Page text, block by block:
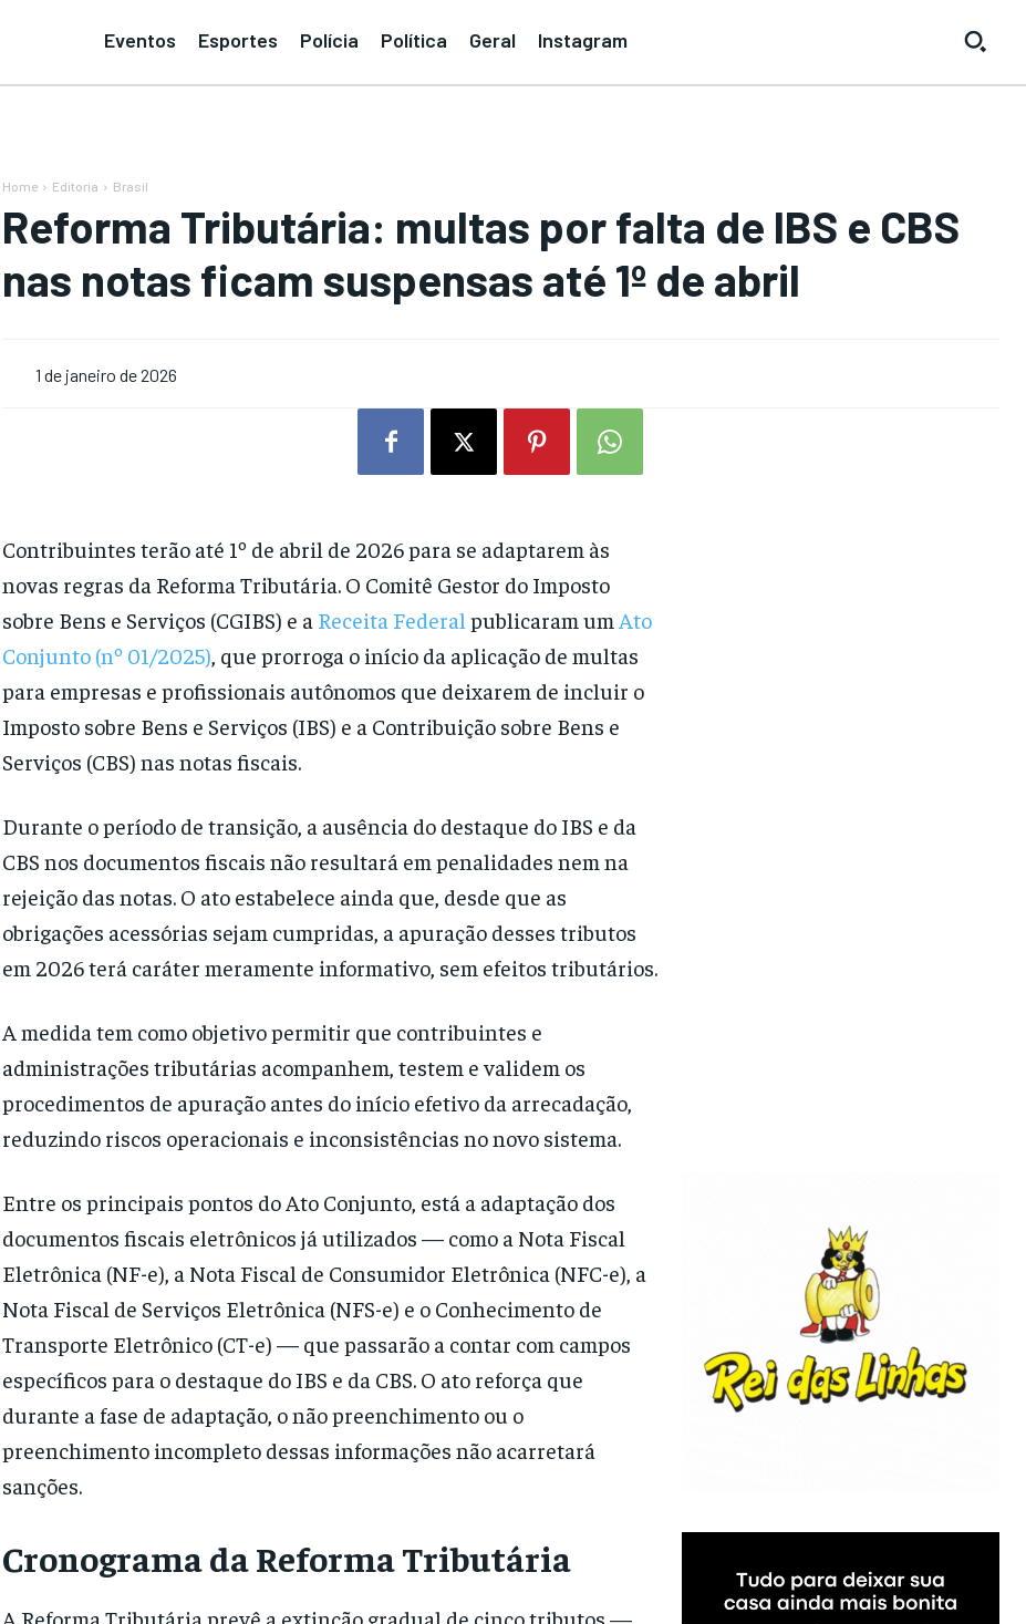
Eventos Esportes Polícia Política Geral Instagram
Home Editoria Brasil
Reforma Tributária: multas por falta de IBS e CBS
nas notas ficam suspensas até 1º de abril
1 de janeiro de 2026
Contribuintes terão até 1º de abril de 2026 para se adaptarem às
novas regras da Reforma Tributária. O Comitê Gestor do Imposto
sobre Bens e Serviços (CGIBS) e a Receita Federal publicaram um Ato
Conjunto (nº 01/2025), que prorroga o início da aplicação de multas
para empresas e profissionais autônomos que deixarem de incluir o
Imposto sobre Bens e Serviços (IBS) e a Contribuição sobre Bens e
Serviços (CBS) nas notas fiscais.
Durante o período de transição, a ausência do destaque do IBS e da
CBS nos documentos fiscais não resultará em penalidades nem na
rejeição das notas. O ato estabelece ainda que, desde que as
obrigações acessórias sejam cumpridas, a apuração desses tributos
em 2026 terá caráter meramente informativo, sem efeitos tributários.
A medida tem como objetivo permitir que contribuintes e
administrações tributárias acompanhem, testem e validem os
procedimentos de apuração antes do início efetivo da arrecadação,
reduzindo riscos operacionais e inconsistências no novo sistema.
Entre os principais pontos do Ato Conjunto, está a adaptação dos
documentos fiscais eletrônicos já utilizados — como a Nota Fiscal
Eletrônica (NF-e), a Nota Fiscal de Consumidor Eletrônica (NFC-e), a
Nota Fiscal de Serviços Eletrônica (NFS-e) e o Conhecimento de
Transporte Eletrônico (CT-e) — que passarão a contar com campos
específicos para o destaque do IBS e da CBS. O ato reforça que
durante a fase de adaptação, o não preenchimento ou o
preenchimento incompleto dessas informações não acarretará
sanções.
Cronograma da Reforma Tributária
A Reforma Tributária prevê a extinção gradual de cinco tributos —